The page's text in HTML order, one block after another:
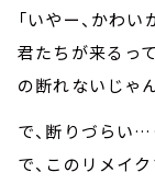
「いやー、かわ
君たちが来るっ
の断れないじゃん
で、断りづらい
で、このリメイ